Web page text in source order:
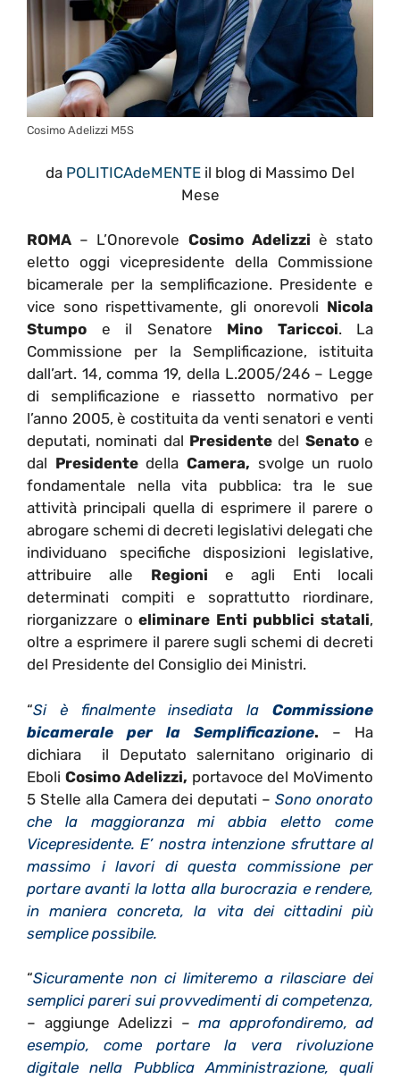
Cosimo Adelizzi M5S
da POLITICAdeMENTE il blog di Massimo Del
Mese
ROMA – L’Onorevole Cosimo Adelizzi è stato
eletto oggi vicepresidente della Commissione
bicamerale per la semplificazione. Presidente e
vice sono rispettivamente, gli onorevoli Nicola
Stumpo e il Senatore Mino Tariccoi. La
Commissione per la Semplificazione, istituita
dall’art. 14, comma 19, della L.2005/246 – Legge
di semplificazione e riassetto normativo per
l’anno 2005, è costituita da venti senatori e venti
deputati, nominati dal Presidente del Senatoe
dal PresidentedellaCamera, svolge un ruolo
fondamentale nella vita pubblica: tra le sue
attività principali quella di esprimere il parere o
abrogare schemi di decreti legislativi delegati che
individuano specifiche disposizioni legislative,
attribuire alle Regioni e agli Enti locali
determinati compiti e soprattutto riordinare,
riorganizzare oeliminare Enti pubblici statali,
oltre a esprimere il parere sugli schemi di decreti
del Presidente del Consiglio dei Ministri.
“Si è finalmente insediata la Commissione
bicamerale per la Semplificazione. – Ha
dichiara il Deputato salernitano originario di
Eboli Cosimo Adelizzi, portavoce del MoVimento
5 Stelle alla Camera dei deputati – Sono onorato
che la maggioranza mi abbia eletto come
Vicepresidente. E’ nostra intenzione sfruttare al
massimo i lavori di questa commissione per
portare avanti la lotta alla burocrazia e rendere,
in maniera concreta, la vita dei cittadini più
semplice possibile.
“Sicuramente non ci limiteremo a rilasciare dei
semplici pareri sui provvedimenti di competenza,
– aggiunge Adelizzi – ma approfondiremo, ad
esempio, come portare la vera rivoluzione
digitale nella Pubblica Amministrazione, quali